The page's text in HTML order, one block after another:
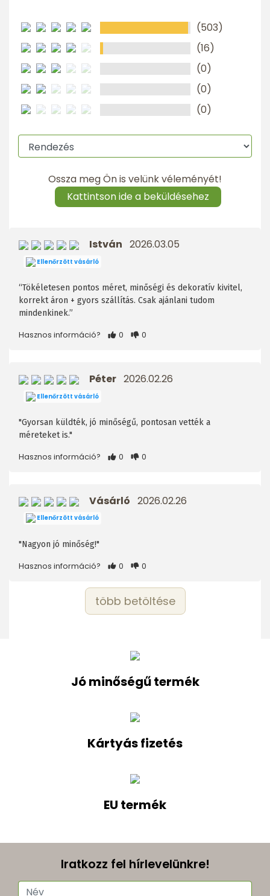
(503)
(16)
(0)
(0)
(0)
Ossza meg Ön is velünk véleményét!
Kattintson ide a beküldésehez
István 2026.03.05
Ellenőrzött vásárló
“Tökéletesen pontos méret, minőségi és dekoratív kivitel,
korrekt áron + gyors szállítás. Csak ajánlani tudom
mindenkinek.”
Hasznos információ? 0 0
Péter 2026.02.26
Ellenőrzött vásárló
"Gyorsan küldték, jó minőségű, pontosan vették a
méreteket is."
Hasznos információ? 0 0
Vásárló 2026.02.26
Ellenőrzött vásárló
"Nagyon jó minőség!"
Hasznos információ? 0 0
több betöltése
Jó minőségű termék
Kártyás fizetés
EU termék
Iratkozz fel hírlevelünkre!